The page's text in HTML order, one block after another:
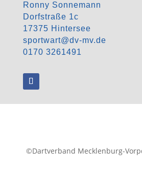
Ronny Sonnemann
Dorfstraße 1c
17375 Hintersee
sportwart@dv-mv.de
0170 3261491
©Dartverband Mecklenburg-